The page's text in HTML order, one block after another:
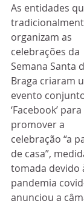
As entidades
organizam as
celebrações da
Semana Santa
Braga criaram
evento
‘Facebook’ para
promover a
celebração “a
de casa”,
tomada devido
pandemia
anunciou a